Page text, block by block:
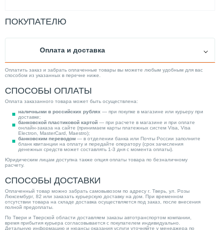
ПОКУПАТЕЛЮ
Оплата и доставка
Оплатить заказ и забрать оплаченные товары вы можете любым удобным для вас
способом из указанных в перечне ниже.
СПОСОБЫ ОПЛАТЫ
Оплата заказанного товара может быть осуществлена:
наличными в российских рублях — при покупке в магазине или курьеру при
доставке;
банковской пластиковой картой — при расчете в магазине и при оплате
онлайн-заказа на сайте (принимаем карты платежных систем Visa, Visa
Electron, MasterCard, Maestro);
банковским переводом — в отделении банка или Почты России заполните
бланк квитанции на оплату и передайте оператору (срок зачисления
денежных средств может составлять 1-3 дня с момента оплаты).
Юридическим лицам доступна также опция оплаты товара по безналичному
расчету.
СПОСОБЫ ДОСТАВКИ
Оплаченный товар можно забрать самовывозом по адресу г. Тверь, ул. Розы
Люксембург, 82 или заказать курьерскую доставку на дом. При временном
отсутствии товара на складе доставка осуществляется под заказ, после внесения
полной предоплаты.
По Твери и Тверской области доставляем заказы автотранспортом компании,
время прибытия курьера согласовывается с покупателем индивидуально.
Детальную информацию и нюансы оказания услуги уточняйте у менеджера по